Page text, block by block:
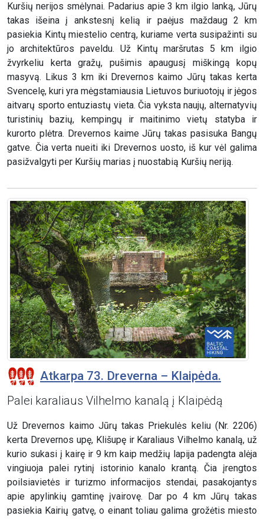
Kuršių nerijos smėlynai. Padarius apie 3 km ilgio lanką, Jūrų
takas išeina į ankstesnį kelią ir paėjus maždaug 2 km
pasiekia Kintų miestelio centrą, kuriame verta susipažinti su
jo architektūros paveldu. Už Kintų maršrutas 5 km ilgio
žvyrkeliu kerta gražų, pušimis apaugusį miškingą kopų
masyvą. Likus 3 km iki Drevernos kaimo Jūrų takas kerta
Svencelę, kuri yra mėgstamiausia Lietuvos buriuotojų ir jėgos
aitvarų sporto entuziastų vieta. Čia vyksta naujų, alternatyvių
turistinių bazių, kempingų ir maitinimo vietų statyba ir
kurorto plėtra. Drevernos kaime Jūrų takas pasisuka Bangų
gatve. Čia verta nueiti iki Drevernos uosto, iš kur vėl galima
pasižvalgyti per Kuršių marias į nuostabią Kuršių neriją.
Atkarpa 73. Dreverna – Klaipėda.
Palei karaliaus Vilhelmo kanalą į Klaipėdą
Už Drevernos kaimo Jūrų takas Priekulės keliu (Nr. 2206)
kerta Drevernos upę, Klišupę ir Karaliaus Vilhelmo kanalą, už
kurio sukasi į kairę ir 9 km kaip medžių lapija padengta alėja
vingiuoja palei rytinį istorinio kanalo krantą. Čia įrengtos
poilsiavietės ir turizmo informacijos stendai, pasakojantys
apie apylinkių gamtinę įvairovę. Dar po 4 km Jūrų takas
pasiekia Kairių gatvę, o einant toliau galima grožėtis miesto